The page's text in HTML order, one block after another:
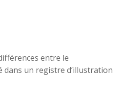
entre le
dans un registre d’illustration